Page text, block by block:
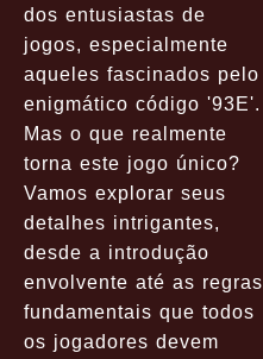
dos entusiastas de
jogos, especialmente
aqueles fascinados pelo
enigmático código '93E'.
Mas o que realmente
torna este jogo único?
Vamos explorar seus
detalhes intrigantes,
desde a introdução
envolvente até as regras
fundamentais que todos
os jogadores devem